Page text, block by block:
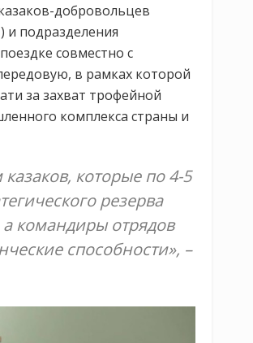
добровольцев
и подразделения
совместно с
в рамках которой
за захват трофейной
комплекса страны и
которые по 4-5
резерва
командиры отрядов
способности», –